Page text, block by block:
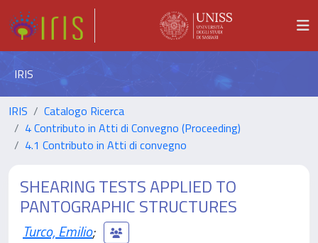
IRIS
IRIS
Catalogo Ricerca
4 Contributo in Atti di Convegno (Proceeding)
4.1 Contributo in Atti di convegno
SHEARING TESTS APPLIED TO
PANTOGRAPHIC STRUCTURES
Turco, Emilio;